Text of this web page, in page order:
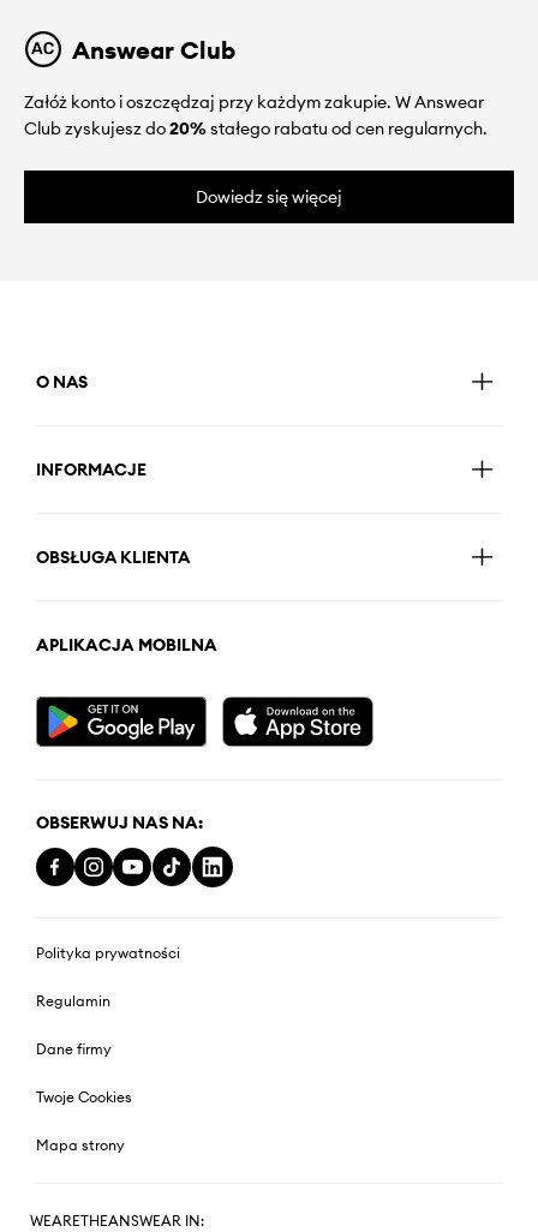
Answear Club
Załóż konto i oszczędzaj przy każdym zakupie. W Answear
Club zyskujesz do20%stałego rabatu od cen regularnych.
Dowiedz się więcej
O NAS
INFORMACJE
OBSŁUGA KLIENTA
APLIKACJA MOBILNA
OBSERWUJ NAS NA:
Polityka prywatności
Regulamin
Dane firmy
Twoje Cookies
Mapa strony
WEARETHEANSWEAR IN: